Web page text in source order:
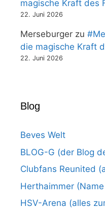
magische Kraft des
22. Juni 2026
Merseburger zu
die magische Kraft
22. Juni 2026
Blog
Beves Welt
BLOG-G (der Blog
Clubfans Reunited
Herthaimmer
HSV-Arena (alles